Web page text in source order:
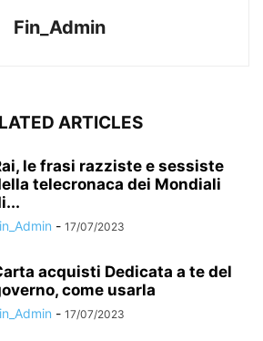
Fin_Admin
ARTICLES
le frasi razziste e sessiste
telecronaca dei Mondiali
- 17/07/2023
acquisti Dedicata a te del
come usarla
- 17/07/2023